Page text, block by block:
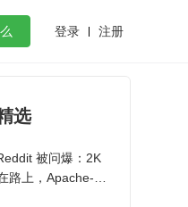
登录 注册
选
被问爆：2K
路上，Apache-2.0